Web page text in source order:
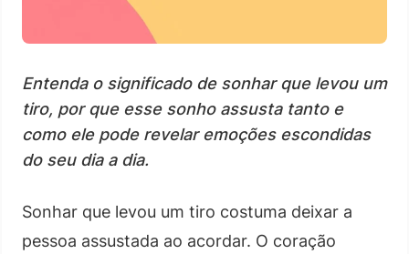
Entenda o significado de sonhar que levou um
tiro, por que esse sonho assusta tanto e
como ele pode revelar emoções escondidas
do seu dia a dia.
Sonhar que levou um tiro costuma deixar a
pessoa assustada ao acordar. O coração